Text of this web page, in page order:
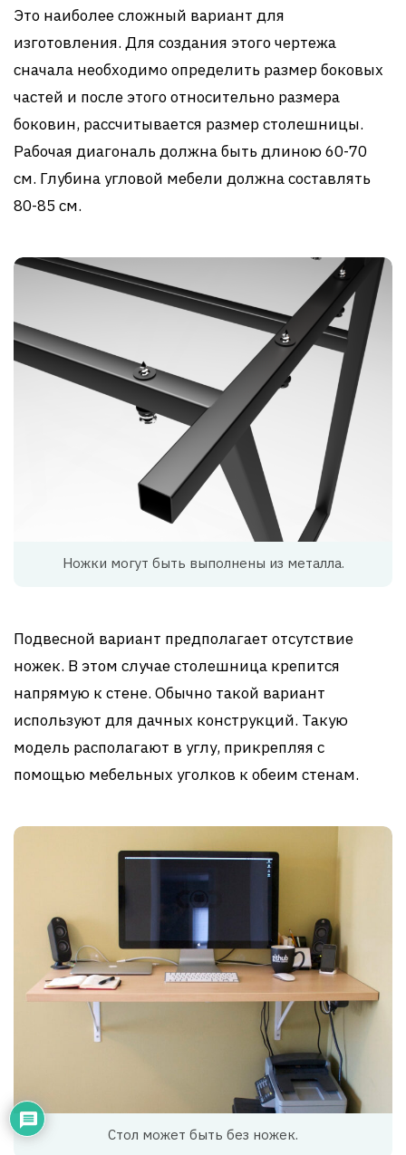
Это наиболее сложный вариант для
изготовления. Для создания этого чертежа
сначала необходимо определить размер боковых
частей и после этого относительно размера
боковин, рассчитывается размер столешницы.
Рабочая диагональ должна быть длиною 60-70
см. Глубина угловой мебели должна составлять
80-85 см.
Ножки могут быть выполнены из металла.
Подвесной вариант предполагает отсутствие
ножек. В этом случае столешница крепится
напрямую к стене. Обычно такой вариант
используют для дачных конструкций. Такую
модель располагают в углу, прикрепляя с
помощью мебельных уголков к обеим стенам.
Стол может быть без ножек.